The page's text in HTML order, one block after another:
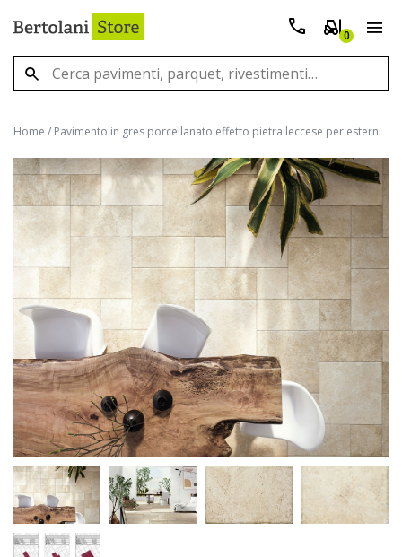
0
Home / Pavimento in gres porcellanato effetto pietra leccese per esterni